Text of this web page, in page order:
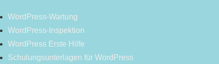
WordPress-Wartung
WordPress-Inspektion
WordPress Erste Hilfe
Schulungsunterlagen für WordPress